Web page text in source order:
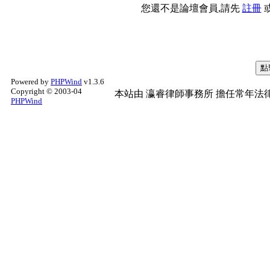
您還不是論壇會員,請先 註冊
Powered by PHPWind v1.3.6
Copyright © 2003-04
PHPWind
本站由 瀛睿律師事務所 擔任常年法